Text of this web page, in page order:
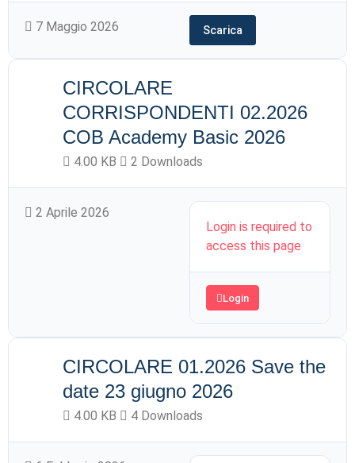
7 Maggio 2026 Scarica
CIRCOLARE
CORRISPONDENTI 02.2026
COB Academy Basic 2026
4.00 KB 2 Downloads
2 Aprile 2026
Login is required to
access this page
Login
CIRCOLARE 01.2026 Save the
date 23 giugno 2026
4.00 KB 4 Downloads